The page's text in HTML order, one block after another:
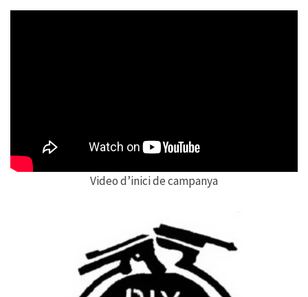
Video d’inici de campanya